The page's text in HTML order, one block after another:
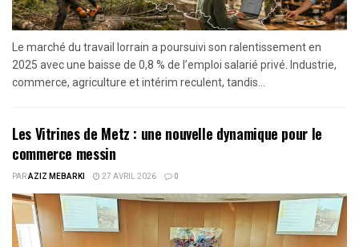
Le marché du travail lorrain a poursuivi son ralentissement en
2025 avec une baisse de 0,8 % de l’emploi salarié privé. Industrie,
commerce, agriculture et intérim reculent, tandis...
Les Vitrines de Metz : une nouvelle dynamique pour le
commerce messin
PARAZIZ MEBARKI 27 AVRIL 2026 0